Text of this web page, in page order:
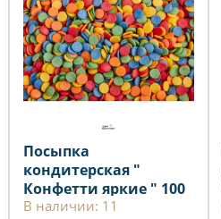
Посыпка
кондитерская "
Конфетти яркие " 100
гр
В наличии: 11